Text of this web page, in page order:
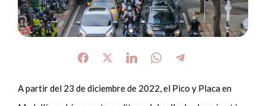
A partir del 23 de diciembre de 2022, el Pico y Placa en